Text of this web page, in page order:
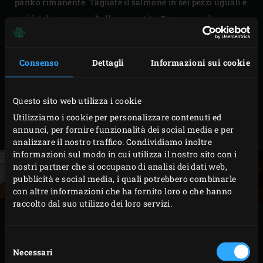
Consenso Dettagli Informazioni sui cookie
Questo sito web utilizza i cookie
Utilizziamo i cookie per personalizzare contenuti ed
annunci, per fornire funzionalità dei social media e per
analizzare il nostro traffico. Condividiamo inoltre
informazioni sul modo in cui utilizza il nostro sito con i
nostri partner che si occupano di analisi dei dati web,
pubblicità e social media, i quali potrebbero combinarle
con altre informazioni che ha fornito loro o che hanno
raccolto dal suo utilizzo dei loro servizi.
delNecessari
incidetelo con un coltello appuntito. Dimezzare il
finocchio e togliete le foglie esterne. Ricavate sei strisce e
taglio di ogni pezzo di salmone. Cospargete il salmone
la miscela di panko, appoggiate ciascun pezzo sul
finocchio affettato con il lato infarinato verso l’alto e
ponete i pezzi sulle tavole di cedro bagnate.
Per le capesante, tagliate sei fette sottili di cimette di